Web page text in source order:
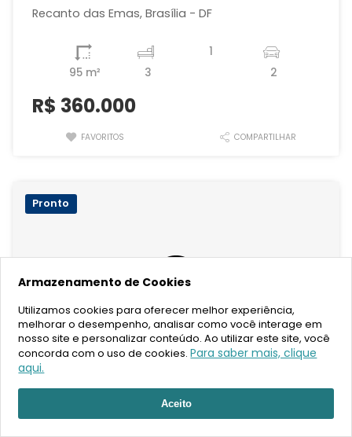
Recanto das Emas, Brasília - DF
95 m² 3
1
2
R$ 360.000
FAVORITOS COMPARTILHAR
Pronto
Armazenamento de Cookies
Utilizamos cookies para oferecer melhor experiência,
melhorar o desempenho, analisar como você interage em
nosso site e personalizar conteúdo. Ao utilizar este site, você
concorda com o uso de cookies.Para saber mais, clique
aqui.
Aceito